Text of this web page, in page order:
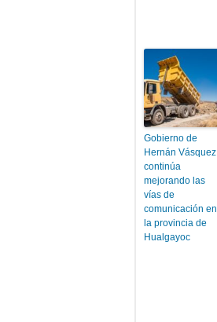
Gobierno de
Hernán Vásquez
continúa
mejorando las
vías de
comunicación en
la provincia de
Hualgayoc